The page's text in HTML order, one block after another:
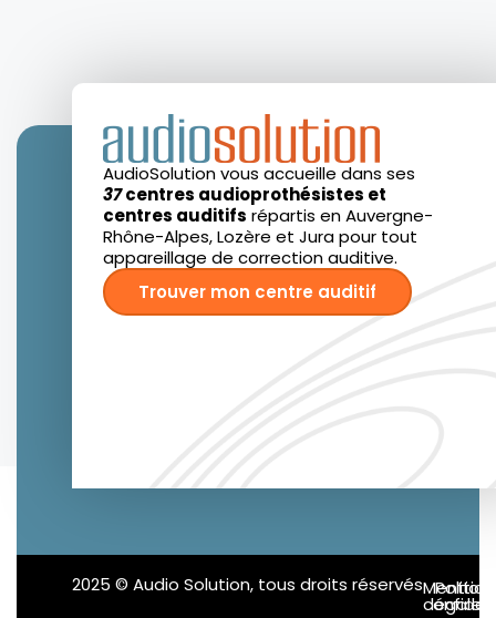
AudioSolution vous accueille dans ses
37centres audioprothésistes et
centres auditifs répartis en Auvergne-
Rhône-Alpes, Lozère et Jura pour tout
appareillage de correction auditive.
Trouver mon centre auditif
2025 © Audio Solution, tous droits réservés
légales